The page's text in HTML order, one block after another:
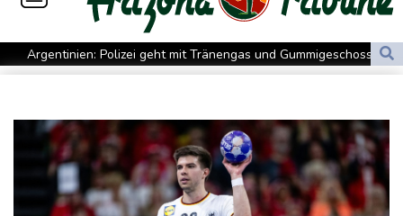
Argentinien: Polizei geht mit Tränengas und Gummigeschossen
gegen Proteste vor
Grindel erwartet nahendes Ende der Ära Infantino
Regierung will bei Klimaschutz vorerst nicht nachsteuern - Kritik
der Grünen
Hitze und Niedrigwasser: Städte- und Gemeindebund fordert